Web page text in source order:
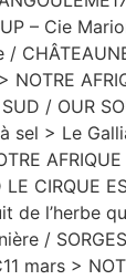
– Cie
/ OUR
> Le
CIRQUE
de
/
mars >